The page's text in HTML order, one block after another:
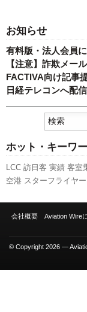
お知らせ
有料版・法人会員
【注意】詐欺メー
FACTIVA向け記事
日経テレコンへ配
ホット・キーワ
LCC 訪日客 実績 客室
空港 スターフライヤー
新路線 A320 ボーイン
会社概要 Aviation Wire
© Copyright 2026 —